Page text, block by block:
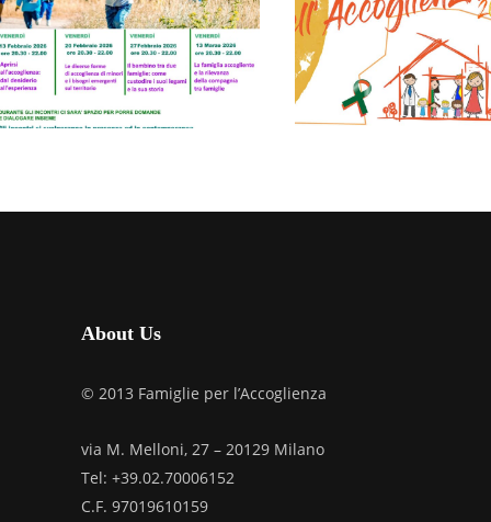
PERCORSO
INTRODUTTIVO
ALL’AFFIDO
FAMILIARE
SEMPRE
About Us
© 2013 Famiglie per l’Accoglienza
via M. Melloni, 27 – 20129 Milano
Tel: +39.02.70006152
C.F. 97019610159